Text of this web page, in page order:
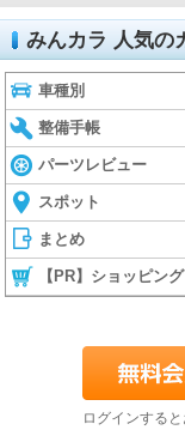
みんカラ 人気の
車種別
整備手帳
パーツレビュー
スポット
まとめ
【PR】ショッピング
ログインする